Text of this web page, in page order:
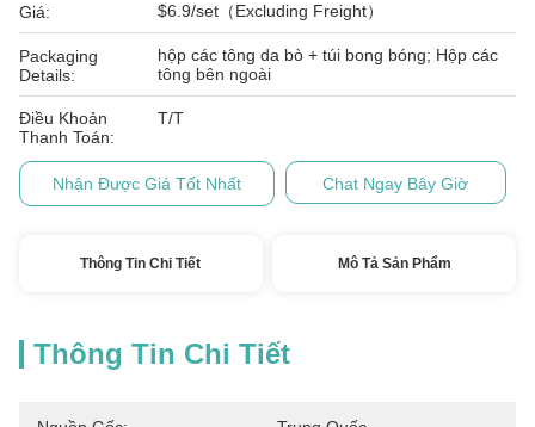
Giá: $6.9/set（Excluding Freight）
Packaging
Details:
hộp các tông da bò + túi bong bóng; Hộp các
tông bên ngoài
Điều Khoản
Thanh Toán:
T/T
Nhận Được Giá Tốt Nhất Chat Ngay Bây Giờ
Thông Tin Chi Tiết Mô Tả Sản Phẩm
Thông Tin Chi Tiết